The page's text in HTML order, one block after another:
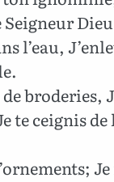
l’eau,
broderies,
te ceignis